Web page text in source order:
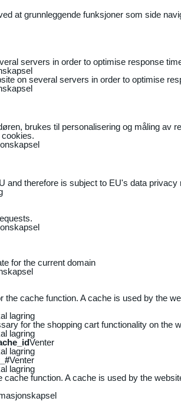
at grunnleggende funksjoner som side
servers in order to optimise response
on several servers in order to optimise
brukes til personalisering og måling
and therefore is subject to EU's data privacy
for the current domain
the cache function. A cache is used by the
lagring
for the shopping cart functionality on the
lagring
Venter
lagring
Venter
lagring
function. A cache is used by the